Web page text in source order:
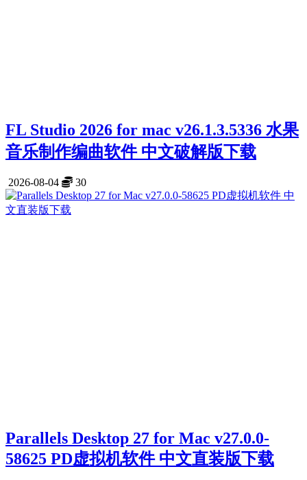
FL Studio 2026 for mac v26.1.3.5336 水果
音乐制作编曲软件 中文破解版下载
2026-08-04 30
Parallels Desktop 27 for Mac v27.0.0-
58625 PD虚拟机软件 中文直装版下载